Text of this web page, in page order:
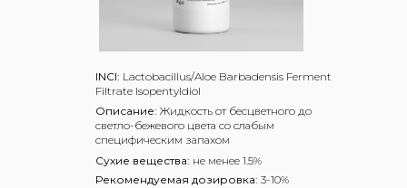
INCI: Lactobacillus/Aloe Barbadensis Ferment
Filtrate Isopentyldiol
Описание: Жидкость от бесцветного до
светло-бежевого цвета со слабым
специфическим запахом
Сухие вещества: не менее 1.5%
Рекомендуемая дозировка: 3-10%